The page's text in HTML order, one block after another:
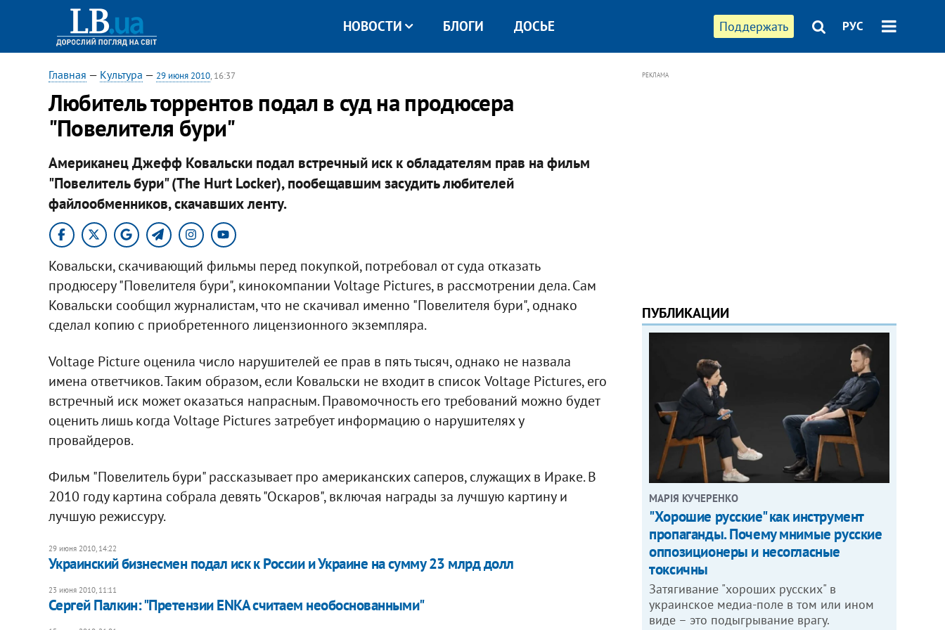
Поддержать РУС
НОВОСТИ БЛОГИ ДОСЬЕ
Главная — Культура — 29 июня 2010, 16:37
Любитель торрентов подал в суд на продюсера
"Повелителя бури"
Американец Джефф Ковальски подал встречный иск к обладателям прав на фильм
"Повелитель бури" (The Hurt Locker), пообещавшим засудить любителей
файлообменников, скачавших ленту.
Ковальски, скачивающий фильмы перед покупкой, потребовал от суда отказать
продюсеру "Повелителя бури", кинокомпании Voltage Pictures, в рассмотрении дела. Сам
Ковальски сообщил журналистам, что не скачивал именно "Повелителя бури", однако
сделал копию с приобретенного лицензионного экземпляра.
Voltage Picture оценила число нарушителей ее прав в пять тысяч, однако не назвала
имена ответчиков. Таким образом, если Ковальски не входит в список Voltage Pictures, его
встречный иск может оказаться напрасным. Правомочность его требований можно будет
оценить лишь когда Voltage Pictures затребует информацию о нарушителях у
провайдеров.
Фильм "Повелитель бури" рассказывает про американских саперов, служащих в Ираке. В
2010 году картина собрала девять "Оскаров", включая награды за лучшую картину и
лучшую режиссуру.
29 июня 2010, 14:22
Украинский бизнесмен подал иск к России и Украине на сумму 23 млрд долл
23 июня 2010, 11:11
Сергей Палкин: "Претензии ENKA считаем необоснованными"
РЕКЛАМА
ПУБЛИКАЦИИ
МАРІЯ КУЧЕРЕНКО
"Хорошие русские" как инструмент
пропаганды. Почему мнимые русские
оппозиционеры и несогласные
токсичны
Затягивание "хороших русских" в
украинское медиа-поле в том или ином
виде – это подыгрывание врагу.